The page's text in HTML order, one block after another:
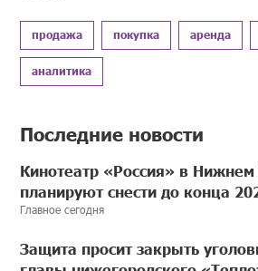
продажа покупка аренда
аналитика
Последние новости
Кинотеатр «Россия» в
планируют снести до конца
Главное сегодня
Защита просит закрыть